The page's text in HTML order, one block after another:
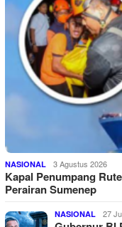
NASIONAL 3 Agustus 2026
Kapal Penumpang
Perairan Sumenep
NASIONAL 27